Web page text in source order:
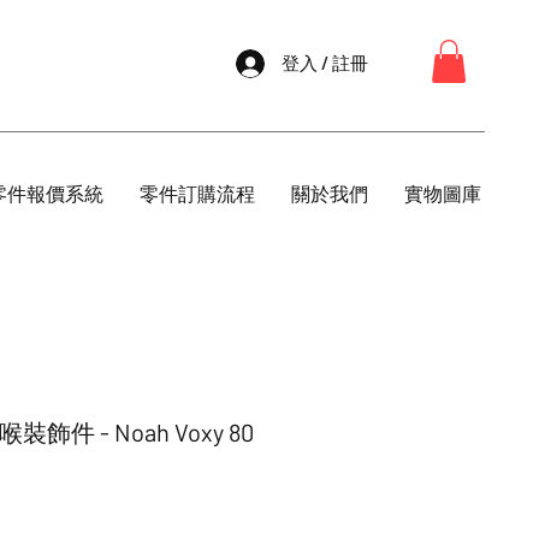
登入 / 註冊
件報價系統 零件訂購流程 關於我們 實物圖庫
裝飾件 - Noah Voxy 80